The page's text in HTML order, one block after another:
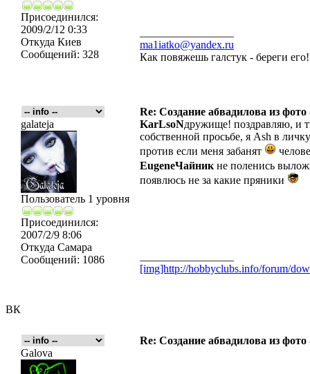
ВК
Присоединился:
2009/2/12 0:33
Откуда Киев
Сообщений: 328
ma1iatko@yandex.ru
Как повяжешь галстук - береги
Re: Создание абвадилова из
galateja
Пользователь 1 уровня
Присоединился:
2007/2/9 8:06
Откуда Самара
Сообщений: 1086
KarLsoNдружище! поздравляю, и
собственной просьбе, я Ash в
против если меня забанят
EugeneЧайник не поленись
появлюсь не за какие пряники
[img]http://hobbyclubs.info/forum/
Re: Создание абвадилова из
Galova